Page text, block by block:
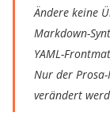
Ändere keine
Markdown-
YAML-
Nur der
verändert